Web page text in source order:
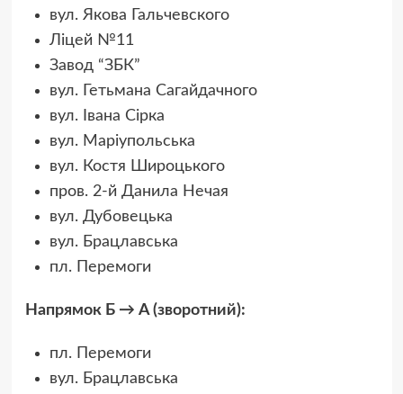
вул. Якова Гальчевского
Ліцей №11
Завод “ЗБК”
вул. Гетьмана Сагайдачного
вул. Івана Сірка
вул. Маріупольська
вул. Костя Широцького
пров. 2-й Данила Нечая
вул. Дубовецька
вул. Брацлавська
пл. Перемоги
Напрямок Б → А (зворотний):
пл. Перемоги
вул. Брацлавська